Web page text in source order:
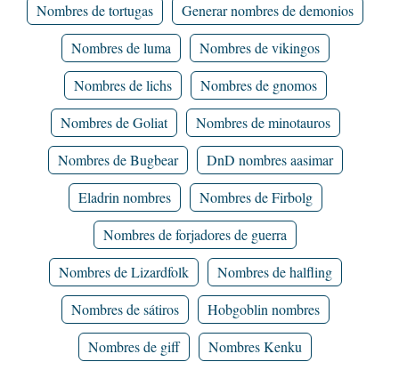
Nombres de tortugas
Generar nombres de demonios
Nombres de luma
Nombres de vikingos
Nombres de lichs
Nombres de gnomos
Nombres de Goliat
Nombres de minotauros
Nombres de Bugbear
DnD nombres aasimar
Eladrin nombres
Nombres de Firbolg
Nombres de forjadores de guerra
Nombres de Lizardfolk
Nombres de halfling
Nombres de sátiros
Hobgoblin nombres
Nombres de giff
Nombres Kenku